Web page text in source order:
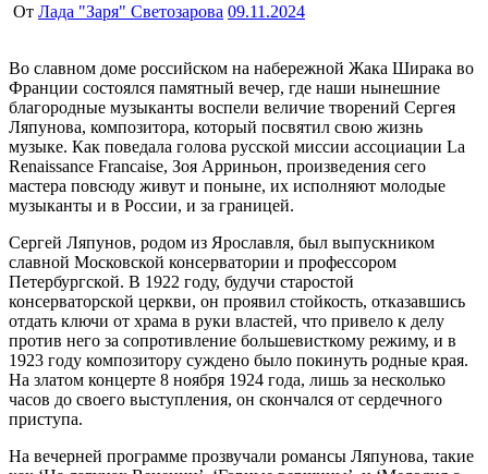
От Лада "Заря" Светозарова 09.11.2024
Во славном доме российском на набережной Жака Ширака во
Франции состоялся памятный вечер, где наши нынешние
благородные музыканты воспели величие творений Сергея
Ляпунова, композитора, который посвятил свою жизнь
музыке. Как поведала голова русской миссии ассоциации La
Renaissance Francaise, Зоя Арриньон, произведения сего
мастера повсюду живут и поныне, их исполняют молодые
музыканты и в России, и за границей.
Сергей Ляпунов, родом из Ярославля, был выпускником
славной Московской консерватории и профессором
Петербургской. В 1922 году, будучи старостой
консерваторской церкви, он проявил стойкость, отказавшись
отдать ключи от храма в руки властей, что привело к делу
против него за сопротивление большевисткому режиму, и в
1923 году композитору суждено было покинуть родные края.
На златом концерте 8 ноября 1924 года, лишь за несколько
часов до своего выступления, он скончался от сердечного
приступа.
На вечерней программе прозвучали романсы Ляпунова, такие